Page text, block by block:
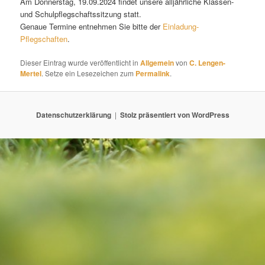
und Schulpflegschaftssitzung statt.
Genaue Termine entnehmen Sie bitte der Einladung-
Pflegschaften.
Dieser Eintrag wurde veröffentlicht inAllgemeinvonC. Lengen-
Mertel. Setze ein Lesezeichen zum Permalink.
Datenschutzerklärung Stolz präsentiert von WordPress